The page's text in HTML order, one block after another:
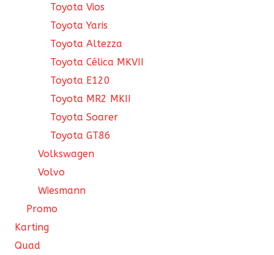
Toyota Vios
Toyota Yaris
Toyota Altezza
Toyota Célica MKVII
Toyota E120
Toyota MR2 MKII
Toyota Soarer
Toyota GT86
Volkswagen
Volvo
Wiesmann
Promo
Karting
Quad